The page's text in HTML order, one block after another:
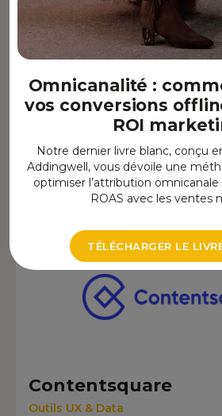
Clarity
Outils UX & Data
Contentsquare
Outils UX & Data
Omnicanalité :
vos conversions
ROI
Notre dernier livre blanc, conçu
Addingwell, vous dévoile une
optimiser l’attribution
ROAS avec les ventes
TÉLÉCHARGER LE